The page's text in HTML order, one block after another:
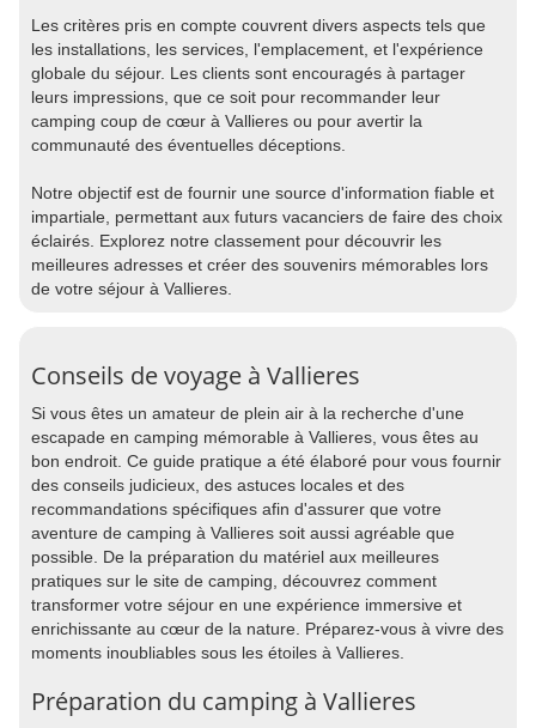
Les critères pris en compte couvrent divers aspects tels que
les installations, les services, l'emplacement, et l'expérience
globale du séjour. Les clients sont encouragés à partager
leurs impressions, que ce soit pour recommander leur
camping coup de cœur à Vallieres ou pour avertir la
communauté des éventuelles déceptions.
Notre objectif est de fournir une source d'information fiable et
impartiale, permettant aux futurs vacanciers de faire des choix
éclairés. Explorez notre classement pour découvrir les
meilleures adresses et créer des souvenirs mémorables lors
de votre séjour à Vallieres.
Conseils de voyage à Vallieres
Si vous êtes un amateur de plein air à la recherche d'une
escapade en camping mémorable à Vallieres, vous êtes au
bon endroit. Ce guide pratique a été élaboré pour vous fournir
des conseils judicieux, des astuces locales et des
recommandations spécifiques afin d'assurer que votre
aventure de camping à Vallieres soit aussi agréable que
possible. De la préparation du matériel aux meilleures
pratiques sur le site de camping, découvrez comment
transformer votre séjour en une expérience immersive et
enrichissante au cœur de la nature. Préparez-vous à vivre des
moments inoubliables sous les étoiles à Vallieres.
Préparation du camping à Vallieres